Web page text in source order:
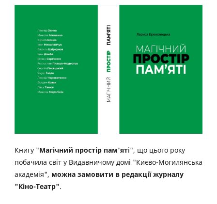
Книгу "Магічний простір пам'яті", що цього року
побачила світ у Видавничому домі "Києво-Могилянська
академія", можна замовити в редакції журналу
"Кіно-Театр".